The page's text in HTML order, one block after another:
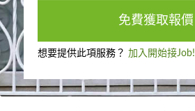
免費獲取報價
想要提供此項服務？ 加入開始接Job!